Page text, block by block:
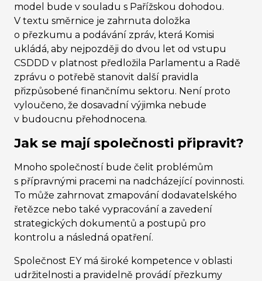
model bude v souladu s Pařížskou dohodou.
V textu směrnice je zahrnuta doložka
o přezkumu a podávání zpráv, která Komisi
ukládá, aby nejpozději do dvou let od vstupu
CSDDD v platnost předložila Parlamentu a Radě
zprávu o potřebě stanovit další pravidla
přizpůsobené finančnímu sektoru. Není proto
vyloučeno, že dosavadní výjimka nebude
v budoucnu přehodnocena.
Jak se mají společnosti připravit?
Mnoho společností bude čelit problémům
s přípravnými pracemi na nadcházející povinnosti.
To může zahrnovat zmapování dodavatelského
řetězce nebo také vypracování a zavedení
strategických dokumentů a postupů pro
kontrolu a následná opatření.
Společnost EY má široké kompetence v oblasti
udržitelnosti a pravidelně provádí přezkumy